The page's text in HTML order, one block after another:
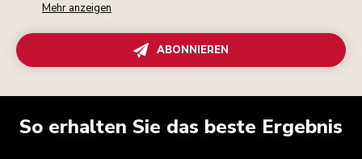
Mehr anzeigen
ABONNIEREN
So erhalten Sie das beste Ergebnis